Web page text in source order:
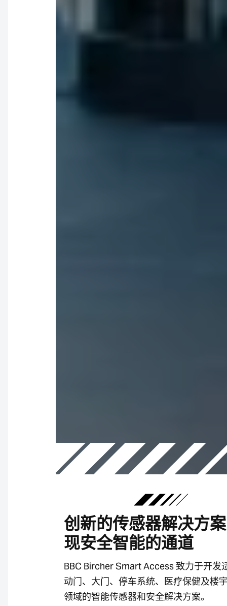
创新的传感器解决方
现安全智能的通道
BBC Bircher Smart Access 致力于开发
动门、大门、停车系统、医疗保健及楼
领域的智能传感器和安全解决方案。